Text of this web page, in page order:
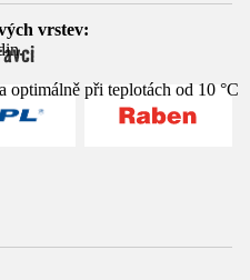
vrstev:
optimálně při teplotách od 10 °C